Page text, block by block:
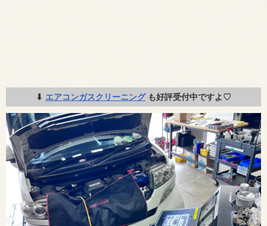
⬇︎ エアコンガスクリーニングも好評受付中ですよ♡